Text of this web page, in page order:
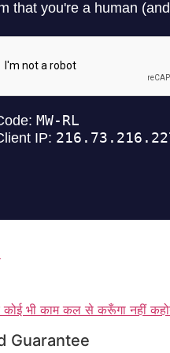
भी काम कल से करूँगा नहीं
Guarantee